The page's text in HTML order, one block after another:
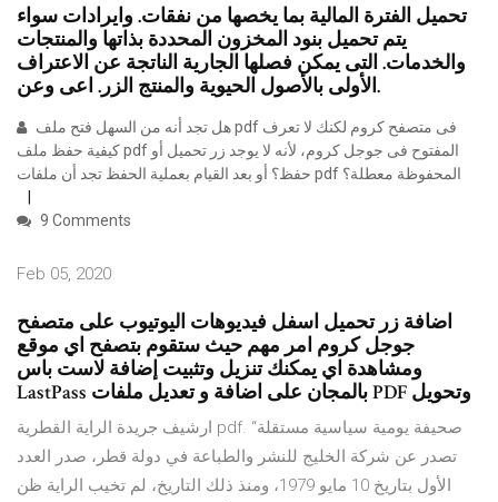
ﺗﺤﻤﻴﻞ اﻟﻔﺘﺮة اﻟﻤﺎﻟﻴﺔ ﺑﻤﺎ ﻳﺨﺼﻬﺎ ﻣﻦ ﻧﻔﻘﺎت. واﻳﺮادات ﺳﻮاء
ﻳﺘﻢ ﺗﺤﻤﻴﻞ ﺑﻨﻮد اﻟﻤﺨﺰون اﻟﻤﺤﺪدة ﺑﺬاﺗﻬﺎ واﻟﻤﻨﺘﺠﺎت
واﻟﺨﺪﻣﺎت. اﻟﺘﻰ ﻳﻤﻜﻦ ﻓﺼﻠﻬﺎ اﻟﺠﺎرﻳﺔ اﻟﻨﺎﺗﺠﺔ ﻋﻦ اﻻﻋﺘﺮاف
اﻷوﻟﻰ ﺑﺎﻷﺻﻮل اﻟﺤﻴﻮﻳﺔ واﻟﻤﻨﺘﺞ اﻟﺰر. اﻋﻰ وﻋﻦ.
كيفية حفظ ملف pdf المفتوح فى جوجل كروم، لأنه لا يوجد زر تحميل أو
حفظ؟ أو بعد القيام بعملية الحفظ تجد أن ملفات pdf المحفوظة معطلة؟
9 Comments
Feb 05, 2020
اضافة زر تحميل اسفل فيديوهات اليوتيوب على متصفح
جوجل كروم امر مهم حيث ستقوم بتصفح اي موقع
ومشاهدة اي يمكنك تنزيل وتثبيت إضافة لاست باس
LastPass بالمجان على اضافة و تعديل ملفات PDF وتحويل
ارشيف جريدة الراية القطرية pdf. “صحيفة يومية سياسية مستقلة
تصدر عن شركة الخليج للنشر والطباعة في دولة قطر، صدر العدد
الأول بتاريخ 10 مايو 1979، ومنذ ذلك التاريخ، لم تخيب الراية ظن